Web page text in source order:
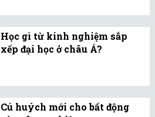
diễn ra trong bối cảnh thị
trường M&A Việt Nam
Học gì từ kinh nghiệm sắp
xếp đại học ở châu Á?
hành chính. Đây là một
phép thử cho tầm nhìn
Cú huých mới cho bất động